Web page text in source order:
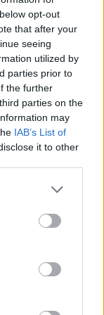
opt-out
that after your
seeing
utilized by
parties prior to
the further
parties on the
may
IAB’s List of
it to other
more Google
may click to
party tags to
below Google
hogy
készül. A
Polyák
Szente Vajk,
Béla,
Réka-
részeket
Ágnes
álmodott meg –
mesés
és alakul. Az
Nóra
a musicalt,
követően